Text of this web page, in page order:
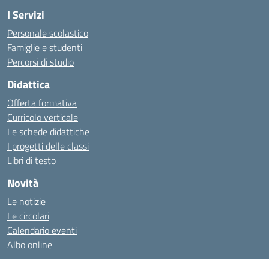
I Servizi
Personale scolastico
Famiglie e studenti
Percorsi di studio
Didattica
Offerta formativa
Curricolo verticale
Le schede didattiche
I progetti delle classi
Libri di testo
Novità
Le notizie
Le circolari
Calendario eventi
Albo online